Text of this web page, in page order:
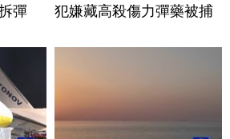
彈
犯嫌藏高殺傷力彈藥被捕